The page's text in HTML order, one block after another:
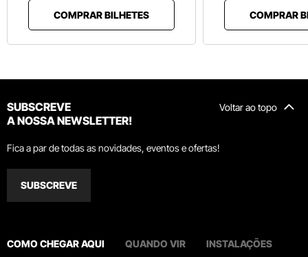
COMPRAR BILHETES COMPRAR
Voltar ao topo
SUBSCREVE
A NOSSA NEWSLETTER!
Fica a par de todas as novidades, eventos e ofertas!
SUBSCREVE
COMO CHEGAR AQUI QUANDO VIR INSTALAÇÕES